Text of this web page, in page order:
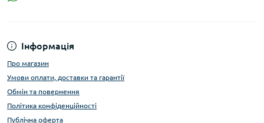
Інформація
Про магазин
Умови оплати, доставки та гарантії
Обмін та повернення
Політика конфіденційності
Публічна оферта